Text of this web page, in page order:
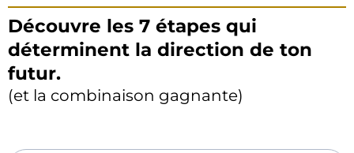
Découvre les 7 étapes qui
déterminent la direction de ton
futur.
(et la combinaison gagnante)